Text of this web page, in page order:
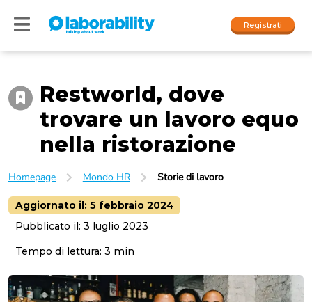
Registrati
I nostri social
Accedi
People
Company
Restworld, dove
trovare un lavoro equo
nella ristorazione
Homepage Mondo HR Storie di lavoro
Aggiornato il: 5 febbraio 2024
Pubblicato il: 3 luglio 2023
Tempo di lettura: 3 min